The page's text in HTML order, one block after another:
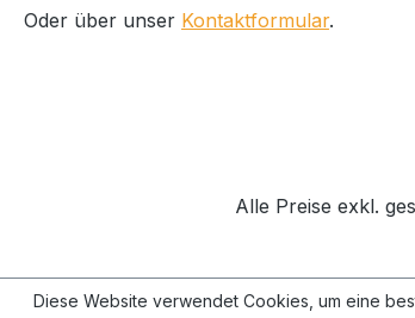
Oder über unser Kontaktformular.
Alle Preise exkl.
Diese Website verwendet Cookies, um eine